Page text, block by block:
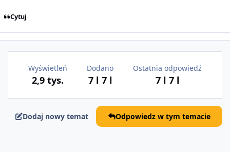
Cytuj
Wyświetleń
2,9 tys.
Dodano
7 l 7 l
Ostatnia odpowiedź
7 l 7 l
Dodaj nowy temat Odpowiedz w tym temacie